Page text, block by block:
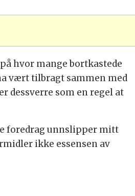
hvor mange bortkastede
vært tilbragt sammen med
dessverre som en regel at
foredrag unnslipper mitt
ikke essensen av